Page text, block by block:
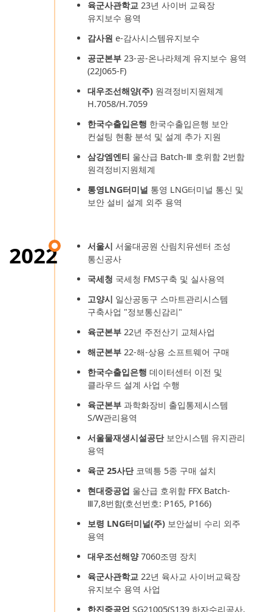
육군사관학교23년 사이버 교육장
유지보수 용역
감사원 e-감사시스템유지보수
공군본부23-공-온나라체계 유지보수 용역
(22J065-F)
대우조선해양(주)원격정비지원체계
H.7058/H.7059
한국수출입은행 한국수출입은행 보안
컨설팅 현황 분석 및 설계 추가 지원
삼강엠엔티 울산급 Batch-Ⅲ 호위함 2번함
원격정비지원체계
통영LNG터미널 통영 LNG터미널 통신 및
보안 설비 설계 외주 용역
2022 서울시 서울대공원 산림치유센터 조성
통신공사
국세청 국세청 FMS구축 및 실사용역
고양시 일산공동구 스마트관리시스템
구축사업 "정보통신감리"
육군본부22년 주전산기 교체사업
해군본부22-해-상용 소프트웨어 구매
한국수출입은행 데이터센터 이전 및
클라우드 설계 사업 수행
육군본부과학화장비 출입통제시스템
S/W관리용역
서울물재생시설공단보안시스템 유지관리
용역
육군 25사단코덱틍 5종 구매 설치
현대중공업 울산급 호위함 FFX Batch-
Ⅲ7,8번함(호선번호: P165, P166)
보령 LNG터미널(주)보안설비 수리 외주
용역
대우조선해양7060조명 장치
육군사관학교22년 육사교 사이버교육장
유지보수 용역 사업
한진중공업 SG21005(S139 하자수리공사,